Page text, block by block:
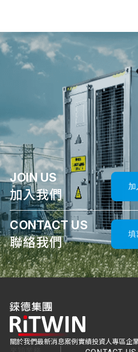
JOIN US
加入我們
加
CONTACT US
聯絡我們
填
關於我們最新消息案例實績投資人專區企